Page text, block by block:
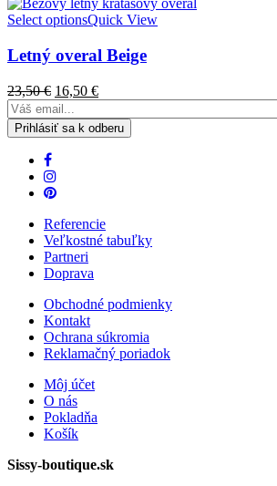
Select optionsQuick View
Letný overal Beige
23,50€ 16,50 €
Referencie
Veľkostné tabuľky
Partneri
Doprava
Obchodné podmienky
Kontakt
Ochrana súkromia
Reklamačný poriadok
Môj účet
O nás
Pokladňa
Košík
Sissy-boutique.sk